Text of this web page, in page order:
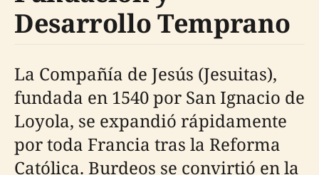
Desarrollo Temprano
La Compañía de Jesús (Jesuitas),
fundada en 1540 por San Ignacio de
Loyola, se expandió rápidamente
por toda Francia tras la Reforma
Católica. Burdeos se convirtió en la